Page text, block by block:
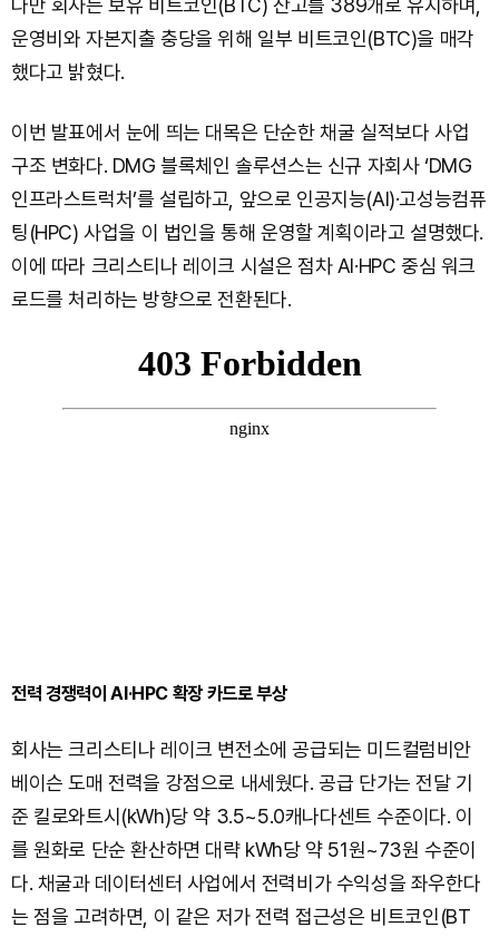
다만 회사는 보유 비트코인(BTC) 잔고를 389개로 유지하며,
운영비와 자본지출 충당을 위해 일부 비트코인(BTC)을 매각
했다고 밝혔다.
이번 발표에서 눈에 띄는 대목은 단순한 채굴 실적보다 사업
구조 변화다. DMG 블록체인 솔루션스는 신규 자회사 ‘DMG
인프라스트럭처’를 설립하고, 앞으로 인공지능(AI)·고성능컴퓨
팅(HPC) 사업을 이 법인을 통해 운영할 계획이라고 설명했다.
이에 따라 크리스티나 레이크 시설은 점차 AI·HPC 중심 워크
로드를 처리하는 방향으로 전환된다.
전력 경쟁력이 AI·HPC 확장 카드로 부상
회사는 크리스티나 레이크 변전소에 공급되는 미드컬럼비안
베이슨 도매 전력을 강점으로 내세웠다. 공급 단가는 전달 기
준 킬로와트시(kWh)당 약 3.5~5.0캐나다센트 수준이다. 이
를 원화로 단순 환산하면 대략 kWh당 약 51원~73원 수준이
다. 채굴과 데이터센터 사업에서 전력비가 수익성을 좌우한다
는 점을 고려하면, 이 같은 저가 전력 접근성은 비트코인(BT